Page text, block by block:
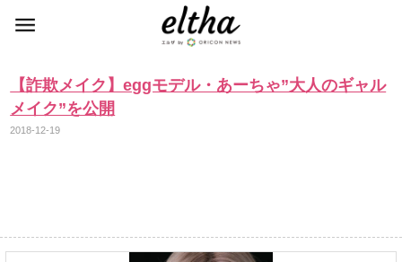
【詐欺メイク】eggモデル・あーちゃ”大人のギャル
メイク”を公開
2018-12-19